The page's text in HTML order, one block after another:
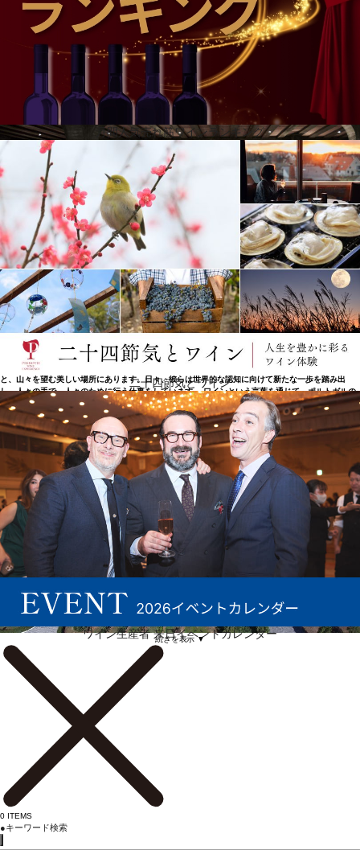
できました。この長い歴史の結果、ポルトガル、中国、ブラジルにオフィスを構え、ポルトガルに
は400ヘクタール、ブラジルには120ヘクタールのブドウ畑を所有し、年間700万本以上のワインを
生産し、アメリカ、ドイツ、アンゴラ、スイス、中国、フランス、ブラジル、カナダをはじめとす
る40カ国以上へ輸出されています。
小さな山岳地帯と世界との架け橋
カブリスはダンを代表するブランドで、世界で最も売れているダン・ワインを造っています。「カ
ブリスワインは常に優れた品質と価格のバランスを保っている」という前提のもと、カブリスは幅
広いポートフォリオで、あらゆる消費者層とシーンにアプローチしています。ダンの中心地、カレ
ガル・ド・サルにあるキンタ・デ・カブリス（カブリス農園）はグローバル・ワインズの本社とし
て、西にセラドカラムロ、南に有名なブサコ、北にセラダナヴェ、東に壮大なセラダエストレラ
と、山々を望む美しい場所にあります。日々、彼らは世界的な認知に向けて新たな一歩を踏み出
し、人々の手で、人々のために行う仕事をしています。 ワインという言葉を通じて、ポルトガルの
中心部にある小さな山岳地帯と世界との架け橋となっています。
続きを表示 ▼
月間人気売れ筋ワインランキング
二十四節気とワイン
ワイン生産者 来日イベントカレンダー
0 ITEMS
●キーワード検索